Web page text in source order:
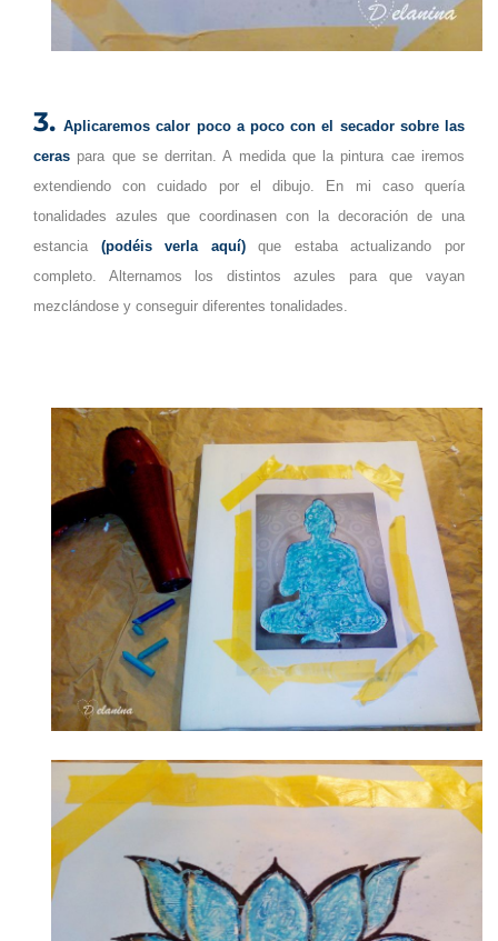
3. Aplicaremos calor poco a poco con el secador sobre las
ceras para que se derritan. A medida que la pintura cae iremos
extendiendo con cuidado por el dibujo. En mi caso quería
tonalidades azules que coordinasen con la decoración de una
estancia (podéis verla aquí)que estaba actualizando por
completo. Alternamos los distintos azules para que vayan
mezclándose y conseguir diferentes tonalidades.